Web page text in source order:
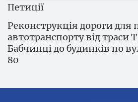
Петиції
Реконструкція дороги для
автотранспорту від траси
Бабчинці до будинків по
80